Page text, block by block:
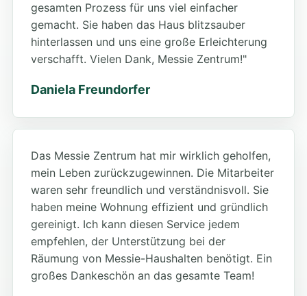
gesamten Prozess für uns viel einfacher
gemacht. Sie haben das Haus blitzsauber
hinterlassen und uns eine große Erleichterung
verschafft. Vielen Dank, Messie Zentrum!"
Daniela Freundorfer
Das Messie Zentrum hat mir wirklich geholfen,
mein Leben zurückzugewinnen. Die Mitarbeiter
waren sehr freundlich und verständnisvoll. Sie
haben meine Wohnung effizient und gründlich
gereinigt. Ich kann diesen Service jedem
empfehlen, der Unterstützung bei der
Räumung von Messie-Haushalten benötigt. Ein
großes Dankeschön an das gesamte Team!